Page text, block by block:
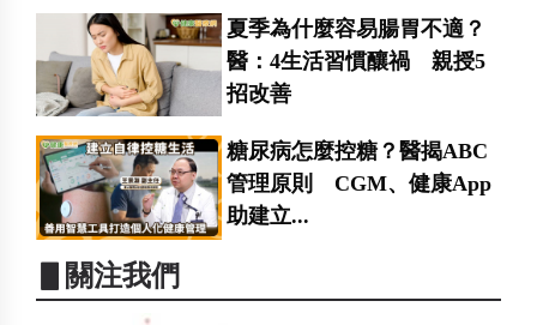
夏季為什麼容易腸胃不適？
醫：4生活習慣釀禍 親授5
招改善
糖尿病怎麼控糖？醫揭ABC
管理原則 CGM、健康App
助建立...
▋關注我們